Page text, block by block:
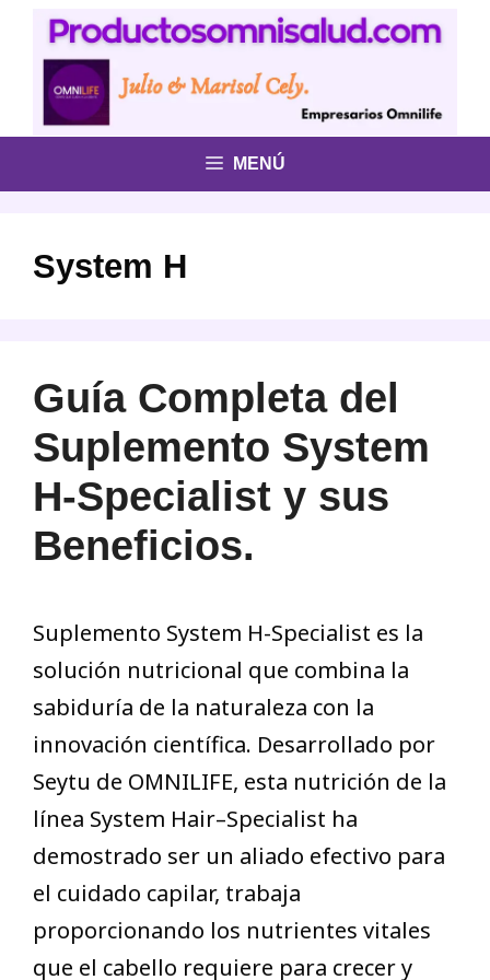
Saltar
contenido
MENÚ
System H
Guía Completa del
Suplemento System
H-Specialist y sus
Beneficios.
Suplemento System H-Specialist es la
solución nutricional que combina la
sabiduría de la naturaleza con la
innovación científica. Desarrollado por
Seytu de OMNILIFE, esta nutrición de la
línea System Hair–Specialist ha
demostrado ser un aliado efectivo para
el cuidado capilar, trabaja
proporcionando los nutrientes vitales
que el cabello requiere para crecer y